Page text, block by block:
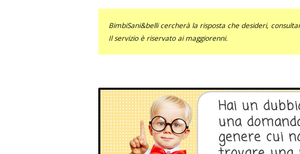
BimbiSani&belli cercherà la risposta che desideri,
Il servizio è riservato ai maggiorenni.